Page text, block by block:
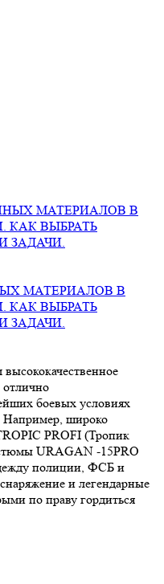
МАТЕРИАЛОВ В
КАК ВЫБРАТЬ
ЗАДАЧИ.
отлично
боевых условиях
широко
PROFI (Тропик
URAGAN -15PRO
полиции, ФСБ и
и легендарные
по праву гордиться